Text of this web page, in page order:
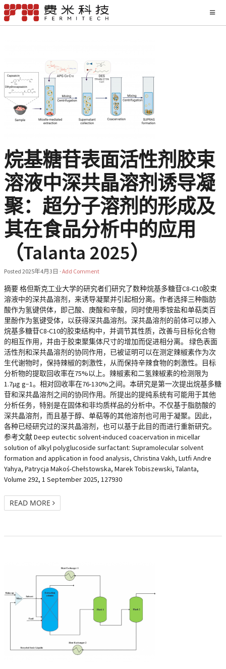
烷基糖苷表面活性剂胶束
溶液中深共晶溶剂诱导凝
聚：超分子溶剂的形成及
其在食品分析中的应用
（Talanta 2025）
Posted 2025年4月3日 · Add Comment
摘要 格但斯克工业大学的研究者们研究了数种烷基多糖苷C8-C10胶束
溶液中的深共晶溶剂，来诱导凝聚并引起相分离。作者选择三种脂肪
酸作为氢键供体，即己酸、庚酸和辛酸，同时使用季铵盐和单萜类百
里酚作为氢键受体，以获得深共晶溶剂。深共晶溶剂的前体可以掺入
烷基多糖苷C8-C10的胶束结构中，并调节其性质，改善与目标化合物
的相互作用，并由于胶束聚集体尺寸的增加而促进相分离。 绿色表面
活性剂和深共晶溶剂的协同作用，已被证明可以在测定辣椒素作为次
生代谢物时，保持辣椒的刺激性，从而保持辛辣食物的刺激性。目标
分析物的提取回收率在75%以上。辣椒素和二氢辣椒素的检测限为
1.7μg g−1。相对回收率在76-130%之间。本研究是第一次提出烷基多糖
苷和深共晶溶剂之间的协同作用。所提出的提纯系统有可能用于其他
分析任务，特别是在固体和非均质样品的分析中。不仅基于脂肪酸的
深共晶溶剂，而且基于醇、单萜等的其他溶剂也可用于凝聚。因此，
各种已经研究过的深共晶溶剂，也可以基于此目的而进行重新研究。
参考文献 Deep eutectic solvent-induced coacervation in micellar
solution of alkyl polyglucoside surfactant: Supramolecular solvent
formation and application in food analysis, Christina Vakh, Lutfi Andre
Yahya, Patrycja Makoś-Chełstowska, Marek Tobiszewski, Talanta,
Volume 292, 1 September 2025, 127930
READ MORE